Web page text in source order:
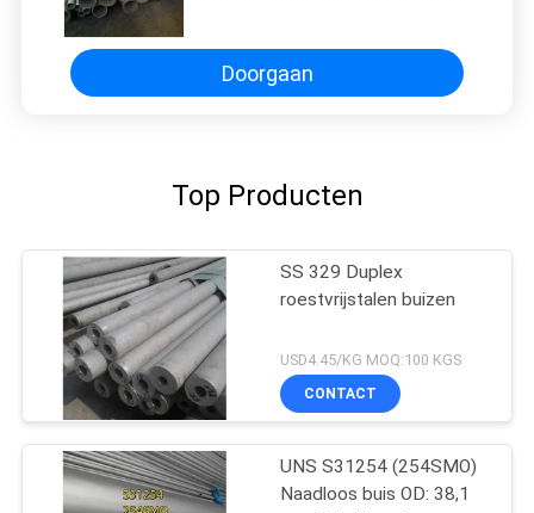
Doorgaan
Top Producten
SS 329 Duplex
roestvrijstalen buizen
USD4.45/KG MOQ:100 KGS
CONTACT
UNS S31254 (254SMO)
Naadloos buis OD: 38,1